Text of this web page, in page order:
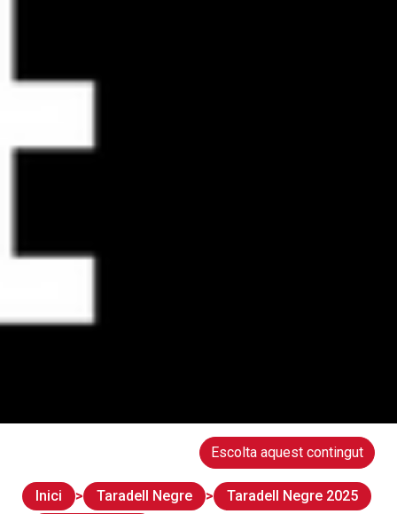
Escolta aquest contingut
Inici Taradell Negre
Taradell Negre 2025